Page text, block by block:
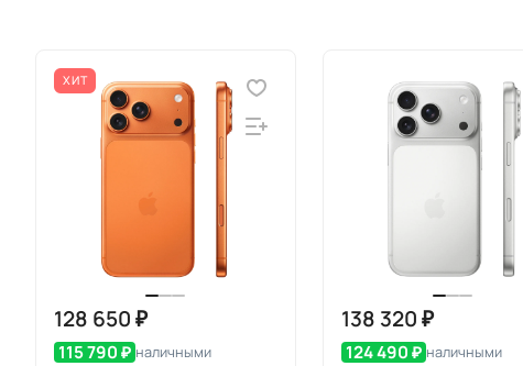
ХИТ
128 650 ₽
115 790 ₽ наличными
138 320 ₽
124 490 ₽ наличными